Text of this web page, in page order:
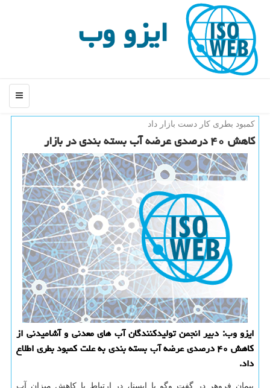
ایزو وب
منو
كمبود بطری كار دست بازار داد
كاهش ۴۰ درصدی عرضه آب بسته بندی در بازار
ایزو وب: دبیر انجمن تولیدكنندگان آب های معدنی و آشامیدنی از
كاهش ۴۰ درصدی عرضه آب بسته بندی به علت كمبود بطری اطلاع
داد.
پیمان فروهر در گفت وگو با ایسنا، در ارتباط با كاهش میزان آب